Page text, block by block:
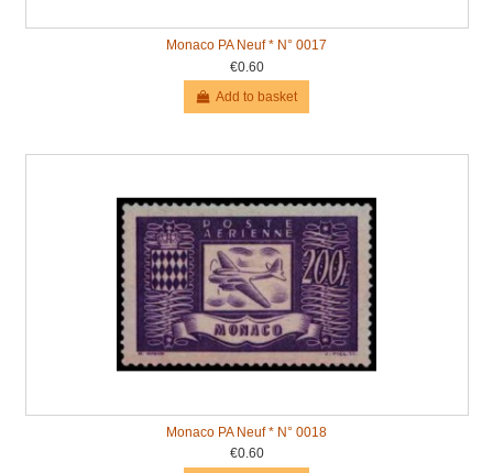
Monaco PA Neuf * N° 0017
€0.60
Add to basket
Monaco PA Neuf * N° 0018
€0.60